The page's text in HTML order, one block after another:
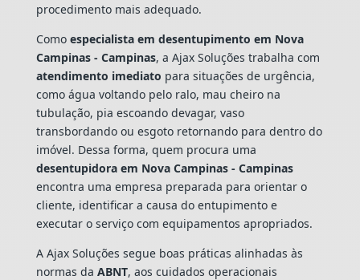
procedimento mais adequado.
Como especialista em desentupimento em Nova
Campinas - Campinas, a Ajax Soluções trabalha com
atendimento imediato para situações de urgência,
como água voltando pelo ralo, mau cheiro na
tubulação, pia escoando devagar, vaso
transbordando ou esgoto retornando para dentro do
imóvel. Dessa forma, quem procura uma
desentupidora em Nova Campinas - Campinas
encontra uma empresa preparada para orientar o
cliente, identificar a causa do entupimento e
executar o serviço com equipamentos apropriados.
A Ajax Soluções segue boas práticas alinhadas às
normas da ABNT, aos cuidados operacionais